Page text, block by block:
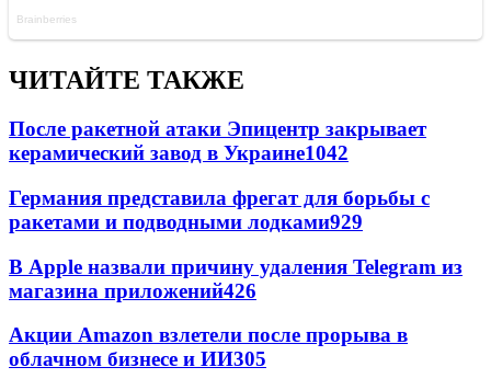
ЧИТАЙТЕ ТАКЖЕ
После ракетной атаки Эпицентр закрывает
керамический завод в Украине1042
Германия представила фрегат для борьбы с
ракетами и подводными лодками929
В Apple назвали причину удаления Telegram из
магазина приложений426
Акции Amazon взлетели после прорыва в
облачном бизнесе и ИИ305